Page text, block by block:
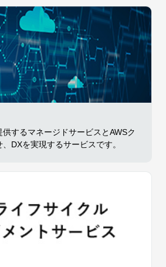
するマネージドサービスとAWSク
DXを実現するサービスです。